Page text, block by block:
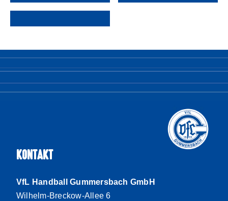
KONTAKT
VfL Handball Gummersbach GmbH
Wilhelm-Breckow-Allee 6